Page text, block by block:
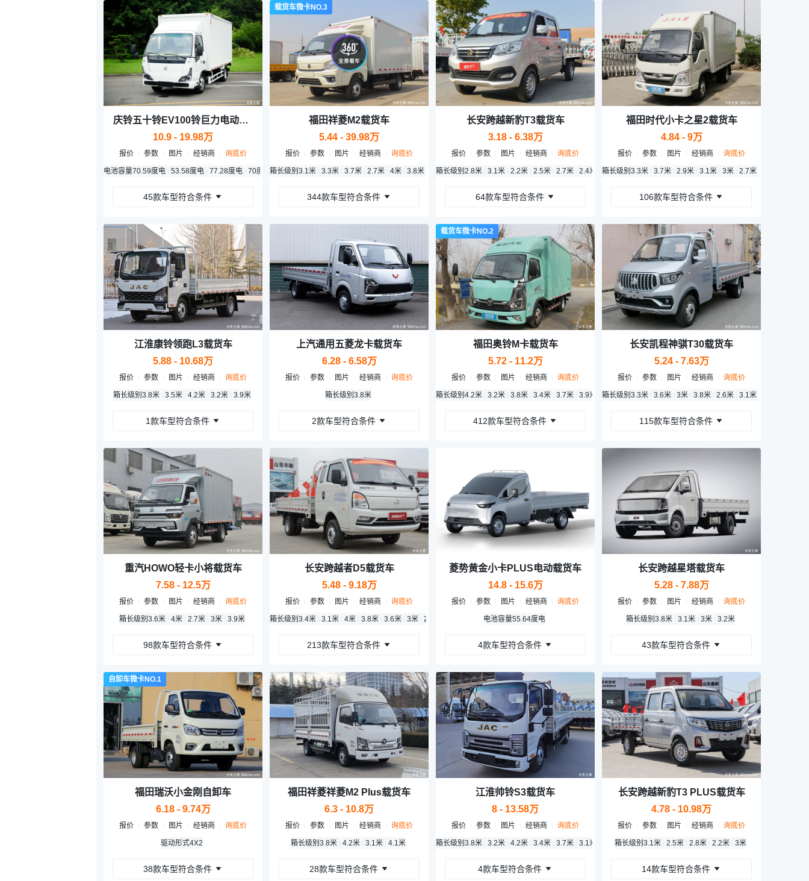
庆铃五十铃EV100铃巨力电动载货车
10.9 - 19.98万
报价 参数 图片 经销商 询底价
电池容量70.59度电 53.58度电 77.28度电 70度电 55.64度电
45款车型符合条件
载货车微卡NO.3
福田祥菱M2载货车
5.44 - 39.98万
报价 参数 图片 经销商 询底价
箱长级别 3.1米 3.3米 3.7米 2.7米 4米 3.8米 3.4米 4.1米 3.2米 3.6米 3.9米 4.2米 2.6米 3米
344款车型符合条件
长安跨越新豹T3载货车
3.18 - 6.38万
报价 参数 图片 经销商 询底价
箱长级别 2.8米 3.1米 2.2米 2.5米 2.7米 2.4米 2.1米 3米 2.6米 2.3米 2.9米 2.71米 3.3米
64款车型符合条件
福田时代小卡之星2载货车
4.84 - 9万
报价 参数 图片 经销商 询底价
箱长级别 3.3米 3.7米 2.9米 3.1米 3米 2.7米
106款车型符合条件
江淮康铃领跑L3载货车
5.88 - 10.68万
报价 参数 图片 经销商 询底价
箱长级别 3.8米 3.5米 4.2米 3.2米 3.9米
1款车型符合条件
上汽通用五菱龙卡载货车
6.28 - 6.58万
报价 参数 图片 经销商 询底价
箱长级别 3.8米
2款车型符合条件
载货车微卡NO.2
福田奥铃M卡载货车
5.72 - 11.2万
报价 参数 图片 经销商 询底价
箱长级别 4.2米 3.2米 3.8米 3.4米 3.7米 3.9米 2.7米 3.5米 3.6米 3.1米
412款车型符合条件
长安凯程神骐T30载货车
5.24 - 7.63万
报价 参数 图片 经销商 询底价
箱长级别 3.3米 3.6米 3米 3.8米 2.6米 3.1米
115款车型符合条件
重汽HOWO轻卡小将载货车
7.58 - 12.5万
报价 参数 图片 经销商 询底价
箱长级别 3.6米 4米 2.7米 3米 3.9米
98款车型符合条件
长安跨越者D5载货车
5.48 - 9.18万
报价 参数 图片 经销商 询底价
箱长级别 3.4米 3.1米 4米 3.8米 3.6米 3米 2.8米 2.9米 3.9米
213款车型符合条件
菱势黄金小卡PLUS电动载货车
14.8 - 15.6万
报价 参数 图片 经销商 询底价
电池容量55.64度电
4款车型符合条件
长安跨越星塔载货车
5.28 - 7.88万
报价 参数 图片 经销商 询底价
箱长级别 3.8米 3.1米 3米 3.2米
43款车型符合条件
自卸车微卡NO.1
福田瑞沃小金刚自卸车
6.18 - 9.74万
报价 参数 图片 经销商 询底价
驱动形式4X2
38款车型符合条件
福田祥菱祥菱M2 Plus载货车
6.3 - 10.8万
报价 参数 图片 经销商 询底价
箱长级别 3.8米 4.2米 3.1米 4.1米
28款车型符合条件
江淮帅铃S3载货车
8 - 13.58万
报价 参数 图片 经销商 询底价
箱长级别 3.8米 3.2米 4.2米 3.4米 3.7米 3.1米 3.5米 3.9米
4款车型符合条件
长安跨越新豹T3 PLUS载货车
4.78 - 10.98万
报价 参数 图片 经销商 询底价
箱长级别 3.1米 2.5米 2.8米 2.2米 3米
14款车型符合条件